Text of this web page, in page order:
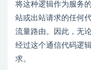
将这种逻辑作为服务
站或出站请求的任何
流量路由。因此，无
经过这个通信代码逻
求。